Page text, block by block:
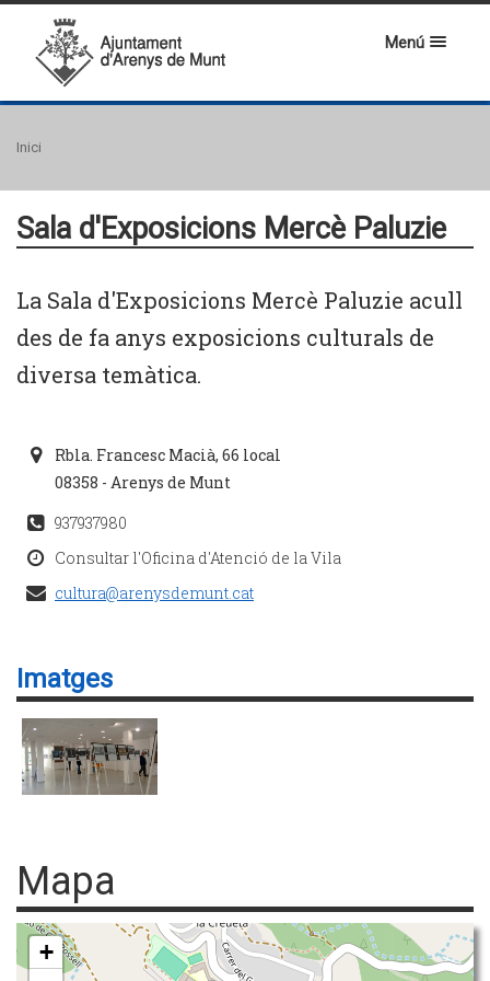
Menú
Inici
Sala d'Exposicions Mercè Paluzie
La Sala d'Exposicions Mercè Paluzie acull
des de fa anys exposicions culturals de
diversa temàtica.
Rbla. Francesc Macià, 66 local
08358 - Arenys de Munt
937937980
Consultar l'Oficina d'Atenció de la Vila
cultura@arenysdemunt.cat
Imatges
Mapa
+